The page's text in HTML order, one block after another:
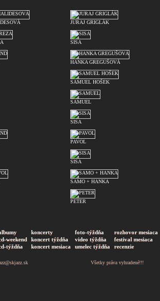
JURAJ GRIGLÁK
SISA
HANKA GREGUŠOVÁ
SAMUEL HOŠEK
SAMUEL
SISA
PAVOL
SISA
SAMO + HANKA
PETER
koncerty foto-týždňa rozhovor mesiaca
weekend koncert týždňa video týždňa festival mesiaca
týždňa
koncert mesiaca umelec týždňa recenzie
Všetky práva vyhradené!!!